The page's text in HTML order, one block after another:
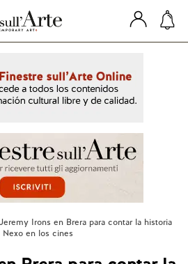
Irons en Brera para contar la historia
en los cines